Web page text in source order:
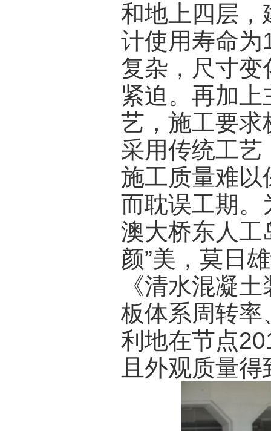
和地上四层，
计使用寿命为
复杂，尺寸
紧迫。再加
艺，施工要求
采用传统工
施工质量难以
而耽误工期。
澳大桥东人工
颜”美，莫日
《清水混凝
板体系周转率
利地在节点
且外观质量